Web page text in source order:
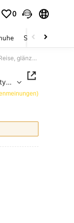
0
Schmuck &
Damen High Heel Mules, Sommersandalen, modische elegante Stiletto-Absätze für Bankett, Party und Outdoor, Reise, glänzendes Trim-Riemen-Design